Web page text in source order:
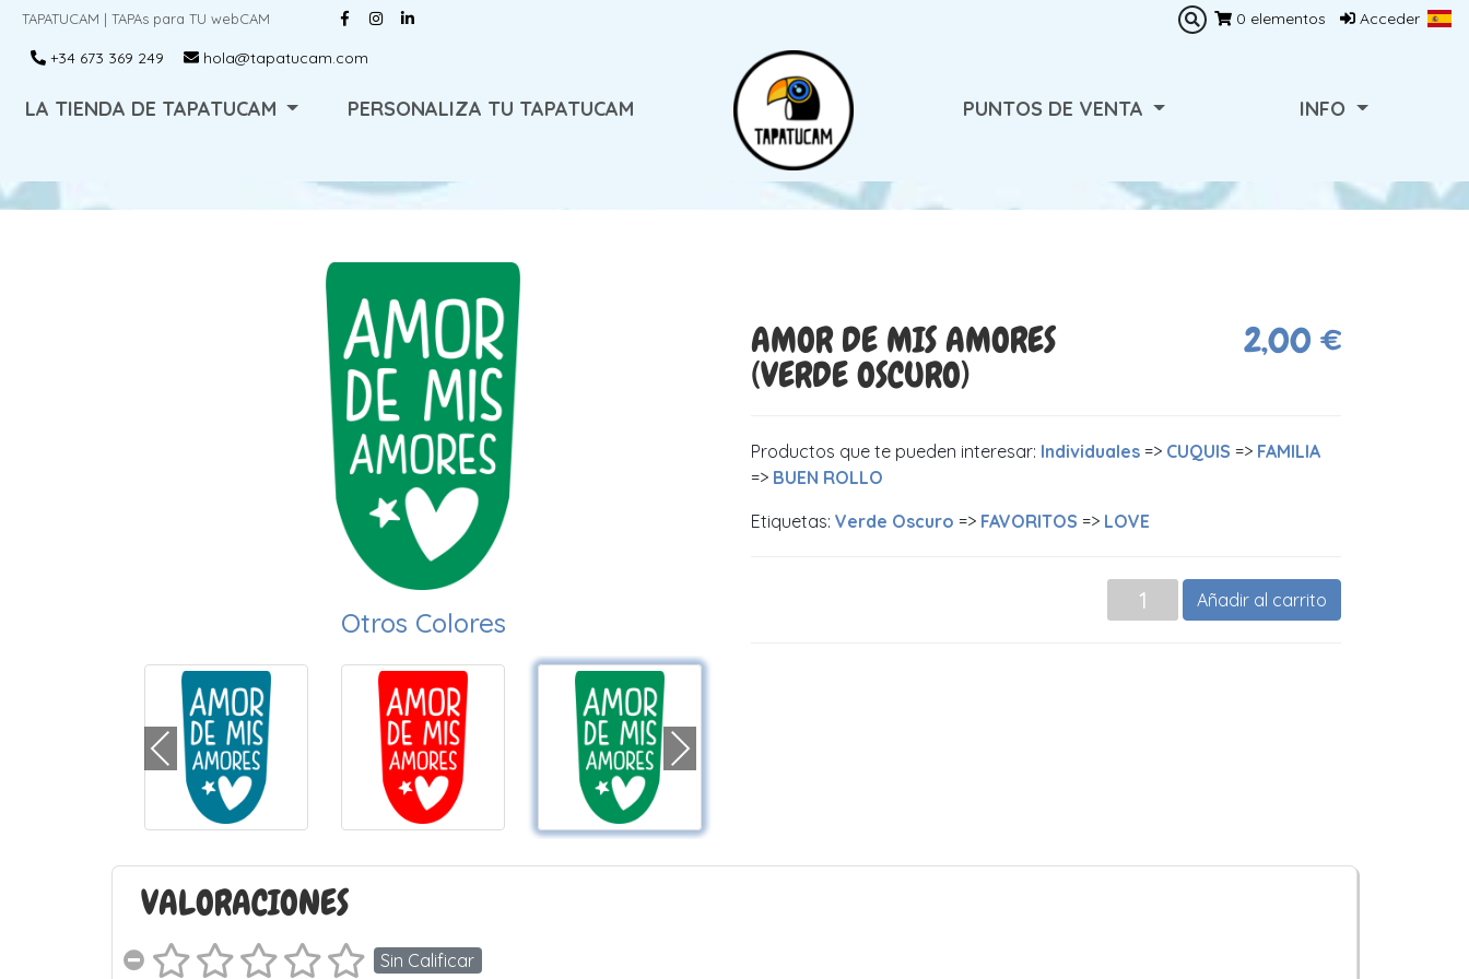
TAPATUCAM | TAPAs para TU webCAM Acceder
0 elementos
+34 673 369 249
hola@tapatucam.com
LA TIENDA DE TAPATUCAM PERSONALIZA TU TAPATUCAM PUNTOS DE VENTA INFO
Otros Colores
AMOR DE MIS AMORES
(VERDE OSCURO)
2,00 €
Productos que te pueden interesar: Individuales => CUQUIS => FAMILIA
=> BUEN ROLLO
Etiquetas: Verde Oscuro => FAVORITOS => LOVE
Añadir al carrito
VALORACIONES
Sin Calificar